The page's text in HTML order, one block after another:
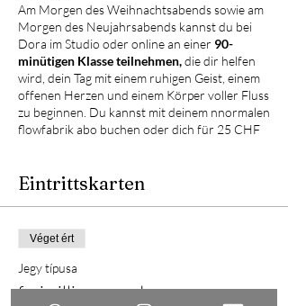
Am Morgen des Weihnachtsabends sowie am
Morgen des Neujahrsabends kannst du bei
Dora im Studio oder online an einer 90-
minütigen Klasse teilnehmen,die dir helfen
wird, dein Tag mit einem ruhigen Geist, einem
offenen Herzen und einem Körper voller Fluss
zu beginnen. Du kannst mit deinem nnormalen
flowfabrik abo buchen oder dich für 25 CHF
https://www.flowfabrik.ch/booknow
Eintrittskarten
Véget ért
Jegy típusa
freiwillige spenden